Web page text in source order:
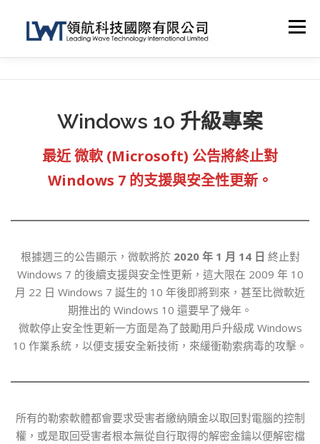
選單
Windows 10 升級專案
最近 微軟 (Microsoft) 公告將終止對
Windows 7 的支援與安全性更新。
根據週三的公告顯示，微軟將於 2020 年 1 月 14 日 終止對
Windows 7 的後續支援與安全性更新，這大限在 2009 年 10
月 22 日 Windows 7 誕生的 10 年後即將到來，甚至比微軟近
期推出的 Windows 10 還要早了幾年。
微軟停止安全性更新一方面是為了鼓勵用戶升級成 Windows
10 作業系統，以便支援安全新技術，來緩衝勒索病毒的攻擊。
所有的勒索軟體都會要求受害者繳納贖金以取回對電腦的控制
權，或是取回受害者根本無從自行取得的解密金鑰以便解密檔